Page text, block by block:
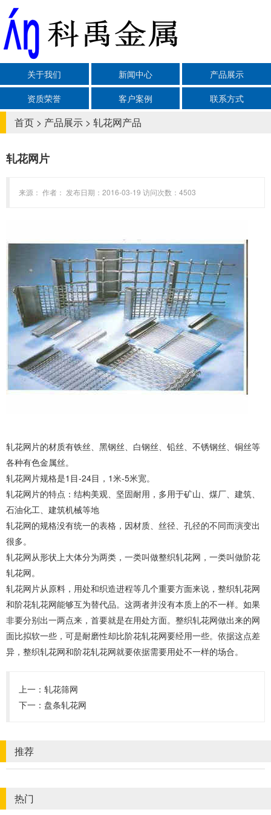
关于我们 新闻中心
产品展示
资质荣誉
客户案例 联系方式
首页 > 产品展示 > 轧花网产品
轧花网片
来源： 作者： 发布日期：2016-03-19 访问次数：4503
轧花网片的材质有铁丝、黑钢丝、白钢丝、铅丝、不锈钢丝、铜丝等
各种有色金属丝。
轧花网片规格是1目-24目，1米-5米宽。
轧花网片的特点：结构美观、坚固耐用，多用于矿山、煤厂、建筑、
石油化工、建筑机械等地
轧花网的规格没有统一的表格，因材质、丝径、孔径的不同而演变出
很多。
轧花网从形状上大体分为两类，一类叫做整织轧花网，一类叫做阶花
轧花网。
轧花网片从原料，用处和织造进程等几个重要方面来说，整织轧花网
和阶花轧花网能够互为替代品。这两者并没有本质上的不一样。如果
非要分别出一两点来，首要就是在用处方面。整织轧花网做出来的网
面比拟软一些，可是耐磨性却比阶花轧花网要经用一些。依据这点差
异，整织轧花网和阶花轧花网就要依据需要用处不一样的场合。
上一： 轧花筛网
下一： 盘条轧花网
推荐
热门